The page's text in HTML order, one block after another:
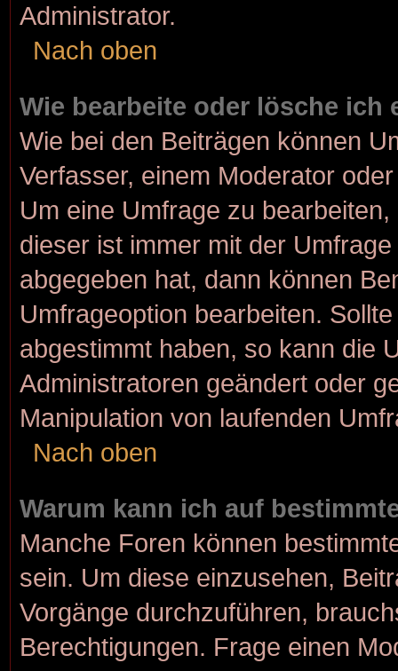
Administrator.
Nach oben
Wie bearbeite oder lösche ich
Wie bei den Beiträgen können
Verfasser, einem Moderator
Um eine Umfrage zu
dieser ist immer mit der
abgegeben hat, dann können
Umfrageoption bearbeiten.
abgestimmt haben, so kann die
Administratoren geändert oder
Manipulation von laufenden
Nach oben
Warum kann ich auf
Manche Foren können
sein. Um diese einzusehen,
Vorgänge durchzuführen,
Berechtigungen. Frage einen